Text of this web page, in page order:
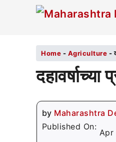
Home - Agriculture -
by Maharashtra
Published On:
Apr